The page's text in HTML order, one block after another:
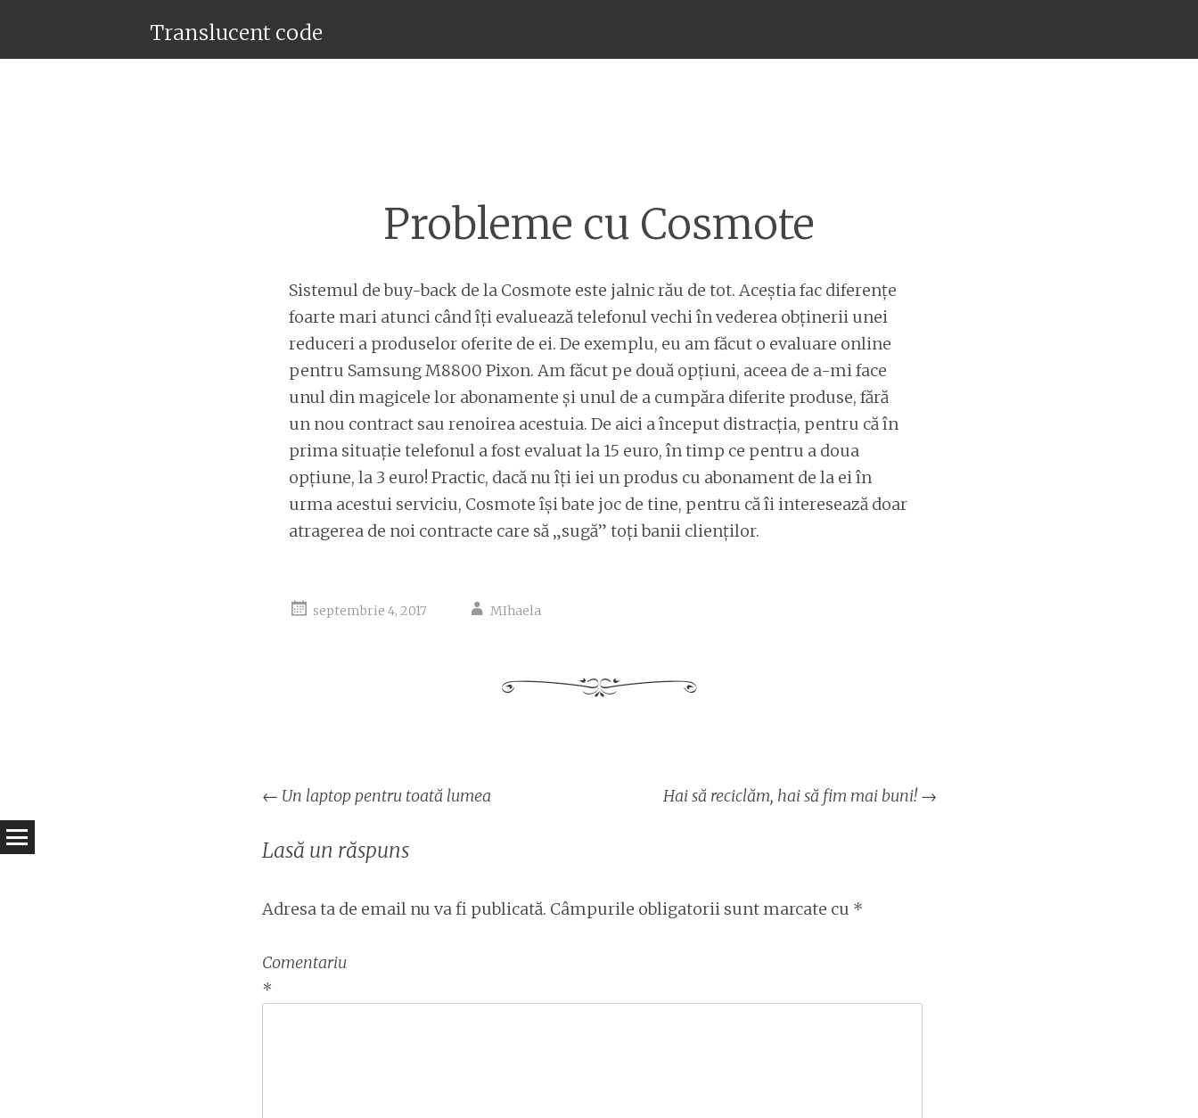
Translucent code
Probleme cu Cosmote
Sistemul de buy-back de la Cosmote este jalnic rău de tot. Aceștia fac diferențe
foarte mari atunci când îți evaluează telefonul vechi în vederea obținerii unei
reduceri a produselor oferite de ei. De exemplu, eu am făcut o evaluare online
pentru Samsung M8800 Pixon. Am făcut pe două opțiuni, aceea de a-mi face
unul din magicele lor abonamente și unul de a cumpăra diferite produse, fără
un nou contract sau renoirea acestuia. De aici a început distracția, pentru că în
prima situație telefonul a fost evaluat la 15 euro, în timp ce pentru a doua
opțiune, la 3 euro! Practic, dacă nu îți iei un produs cu abonament de la ei în
urma acestui serviciu, Cosmote își bate joc de tine, pentru că îi interesează doar
atragerea de noi contracte care să „sugă” toți banii clienților.
septembrie 4, 2017 MIhaela
Navigare
articol
← Un laptop pentru toată lumea Hai să reciclăm, hai să fim mai buni!→
Lasă un răspuns
Adresa ta de email nu va fi publicată. Câmpurile obligatorii sunt marcate cu *
Comentariu
*